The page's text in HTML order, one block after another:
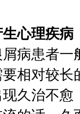
心理疾病
病患者
相对较
久治不